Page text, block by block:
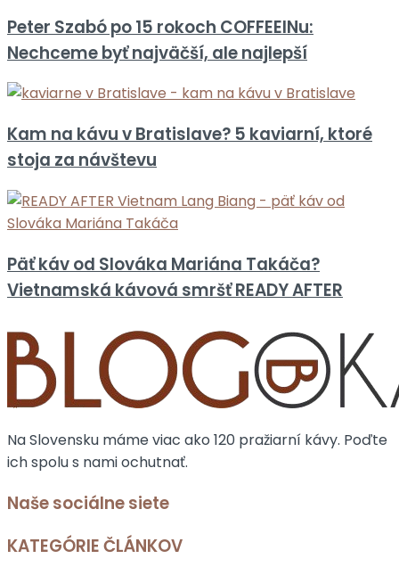
Peter Szabó po 15 rokoch COFFEEINu:
Nechceme byť najväčší, ale najlepší
Kam na kávu v Bratislave? 5 kaviarní, ktoré
stoja za návštevu
Päť káv od Slováka Mariána Takáča?
Vietnamská kávová smršť READY AFTER
Na Slovensku máme viac ako 120 pražiarní kávy. Poďte
ich spolu s nami ochutnať.
Naše sociálne siete
KATEGÓRIE ČLÁNKOV